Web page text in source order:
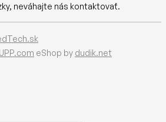
neváhajte nás kontaktovať.
eShop by dudik.net